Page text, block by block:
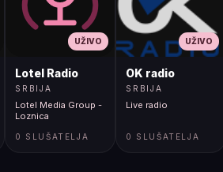
UŽIVO
Lotel Radio
SRBIJA
Lotel Media Group -
Loznica
0 SLUŠATELJA
UŽIVO
OK radio
SRBIJA
Live radio
0 SLUŠATELJA